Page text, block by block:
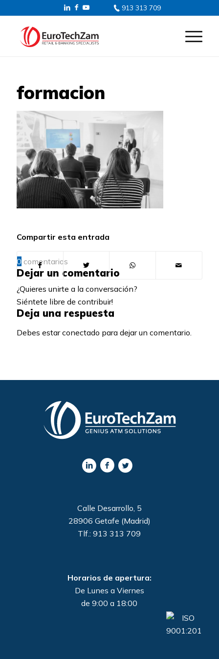
913 313 709
formacion
Compartir esta entrada
0 comentarios
Dejar un comentario
¿Quieres unirte a la conversación?
Siéntete libre de contribuir!
Deja una respuesta
Debes estar conectado para dejar un comentario.
Calle Desarrollo, 5
28906 Getafe (Madrid)
Tlf.: 913 313 709
Horarios de apertura:
De Lunes a Viernes
de 9:00 a 18:00